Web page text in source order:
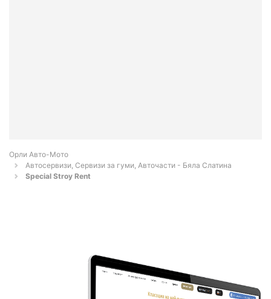
Орли Aвто-Mото
Автосервизи, Сервизи за гуми, Авточасти - Бяла Слатина
Special Stroy Rent